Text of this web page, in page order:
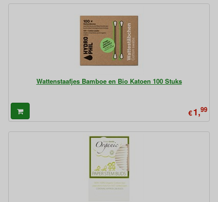
Wattenstaafjes Bamboe en Bio Katoen 100 Stuks
€1,99